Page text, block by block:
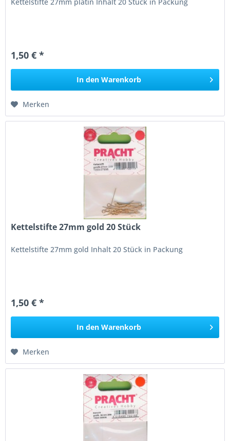
Kettelstifte 27mm platin Inhalt 20 Stück in Packung
1,50 € *
In den Warenkorb
Merken
Kettelstifte 27mm gold 20 Stück
Kettelstifte 27mm gold Inhalt 20 Stück in Packung
1,50 € *
In den Warenkorb
Merken